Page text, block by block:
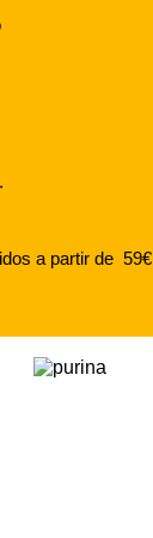
a partir de 59€